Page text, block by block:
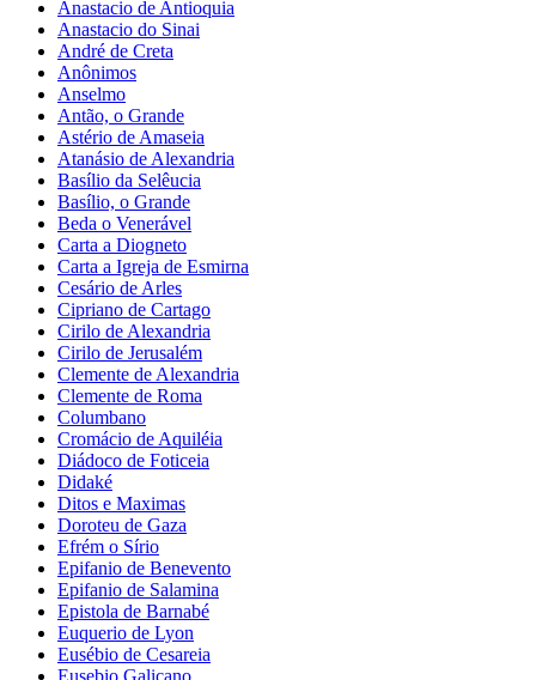
Anastacio de Antioquia
Anastacio do Sinai
André de Creta
Anônimos
Anselmo
Antão, o Grande
Astério de Amaseia
Atanásio de Alexandria
Basílio da Selêucia
Basílio, o Grande
Beda o Venerável
Carta a Diogneto
Carta a Igreja de Esmirna
Cesário de Arles
Cipriano de Cartago
Cirilo de Alexandria
Cirilo de Jerusalém
Clemente de Alexandria
Clemente de Roma
Columbano
Cromácio de Aquiléia
Diádoco de Foticeia
Didaké
Ditos e Maximas
Doroteu de Gaza
Efrém o Sírio
Epifanio de Benevento
Epifanio de Salamina
Epistola de Barnabé
Euquerio de Lyon
Eusébio de Cesareia
Eusebio Galicano